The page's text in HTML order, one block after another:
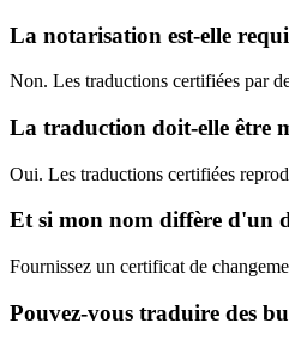
La notarisation est-elle
Non. Les traductions certifiées par
La traduction doit-elle être
Oui. Les traductions certifiées
Et si mon nom diffère d'un
Fournissez un certificat de
Pouvez-vous traduire des